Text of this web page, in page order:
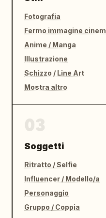
Fotografia
Anime / Manga
Illustrazione
Schizzo / Line Art
Mostra altro
Soggetti
Ritratto / Selfie
Influencer / Modello/a
Personaggio
Gruppo / Coppia